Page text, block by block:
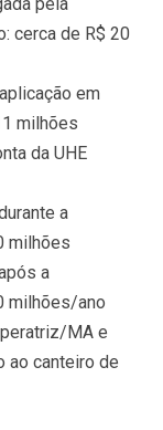
cerca de R$ 20
em
milhões
da UHE
a
milhões
a
milhões/ano
MA e
ao canteiro de